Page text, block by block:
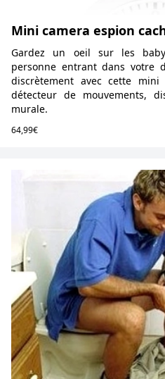
Mini camera espion
Gardez un oeil sur les
personne entrant dans votre
discrètement avec cette mini
détecteur de mouvements,
murale.
64,99€